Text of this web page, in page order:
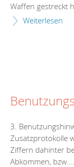
Waffen gestreckt
Weiterlesen
3.
Zusatzprotokolle
Ziffern dahinter
Abkommen, bzw....